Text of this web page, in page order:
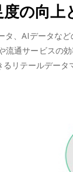
度の向
、AIデータな
通サービスの
リテールデー